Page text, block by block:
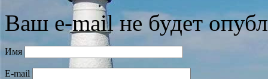
Ваш e-mail не будет
Имя
E-mail